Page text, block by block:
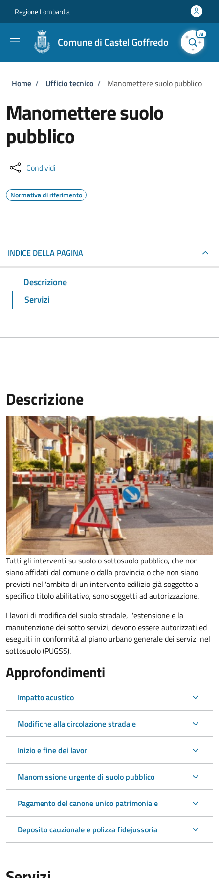
Regione Lombardia
Comune di Castel Goffredo
AI
Briciole di pane
Home / Ufficio tecnico / Manomettere suolo pubblico
Manomettere suolo
pubblico
Condividi
Normativa di riferimento
INDICE DELLA PAGINA
Descrizione
Servizi
Descrizione
Tutti gli interventi su suolo o sottosuolo pubblico, che non
siano affidati dal comune o dalla provincia o che non siano
previsti nell'ambito di un intervento edilizio già soggetto a
specifico titolo abilitativo, sono soggetti adautorizzazione.
I lavori di modifica del suolo stradale, l'estensione e la
manutenzione dei sotto servizi, devono essere autorizzati ed
eseguiti in conformità al piano urbano generale dei servizi nel
sottosuolo (PUGSS).
Approfondimenti
Impatto acustico
Modifiche alla circolazione stradale
Inizio e fine dei lavori
Manomissione urgente di suolo pubblico
Pagamento del canone unico patrimoniale
Deposito cauzionale e polizza fidejussoria